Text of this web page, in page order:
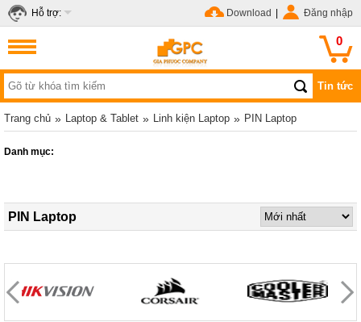
Hỗ trợ: Download Đăng nhập
0
Tin tức
Trang chủ » Laptop & Tablet » Linh kiện Laptop » PIN Laptop
Danh mục:
PIN Laptop